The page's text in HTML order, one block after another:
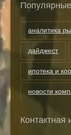
Популярные
аналитика
дайджест
ипотека и
новости